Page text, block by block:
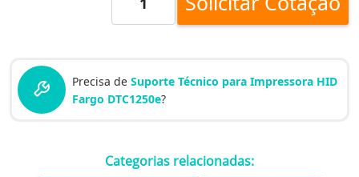
Precisa de Suporte Técnico para Impressora HID
Fargo DTC1250e?
Categorias relacionadas: